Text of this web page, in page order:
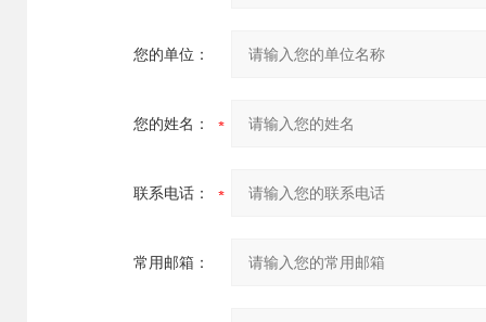
您的单位：
您的姓名：
联系电话：
常用邮箱：